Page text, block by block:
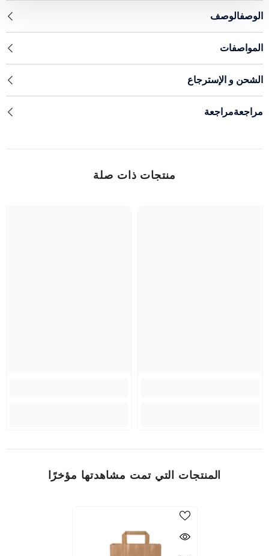
الوصفالوصف
المواصفات
الشحن و الإسترجاع
مراجعةمراجعة
منتجات ذات صلة
المنتجات التي تمت مشاهدتها مؤخرًا